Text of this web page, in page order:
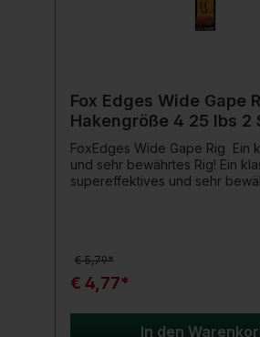
Fox Edges Wide Gape
Hakengröße 4 25 lbs 2
FoxEdges Wide Gape Rig Ein
und sehr bewährtes Rig! Ein
supereffektives und sehr
Kwik Change Pop Up Weight
Rig in ein Popup-Rig zu
verwandeln.Produktdetails: Inhalt 2 Stück
Hakengröße 4 Tragkraft 25 lbs
Semi Stiff Coated Braid Size 7
€ 5,79*
€ 4,77*
In den